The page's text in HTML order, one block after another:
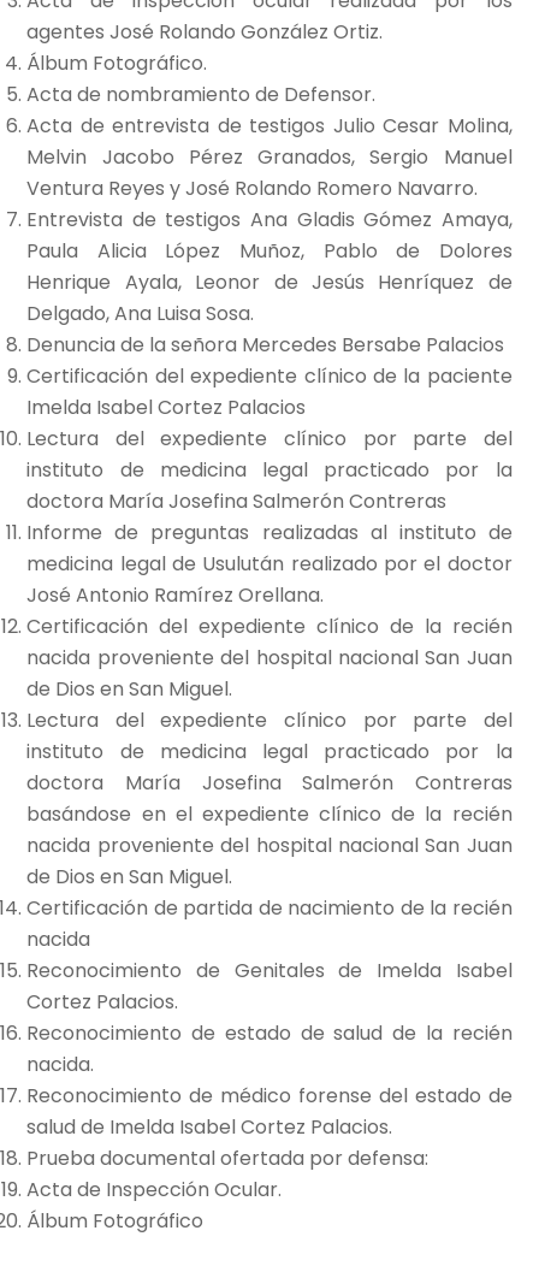
agentes José Rolando González Ortiz.
Álbum Fotográfico.
Acta de nombramiento de Defensor.
Acta de entrevista de testigos Julio Cesar Molina,
Melvin Jacobo Pérez Granados, Sergio Manuel
Ventura Reyes y José Rolando Romero Navarro.
Entrevista de testigos Ana Gladis Gómez Amaya,
Paula Alicia López Muñoz, Pablo de Dolores
Henrique Ayala, Leonor de Jesús Henríquez de
Delgado, Ana Luisa Sosa.
Denuncia de la señora Mercedes Bersabe Palacios
Certificación del expediente clínico de la paciente
Imelda Isabel Cortez Palacios
Lectura del expediente clínico por parte del
instituto de medicina legal practicado por la
doctora María Josefina Salmerón Contreras
Informe de preguntas realizadas al instituto de
medicina legal de Usulután realizado por el doctor
José Antonio Ramírez Orellana.
Certificación del expediente clínico de la recién
nacida proveniente del hospital nacional San Juan
de Dios en San Miguel.
Lectura del expediente clínico por parte del
instituto de medicina legal practicado por la
doctora María Josefina Salmerón Contreras
basándose en el expediente clínico de la recién
nacida proveniente del hospital nacional San Juan
de Dios en San Miguel.
Certificación de partida de nacimiento de la recién
nacida
Reconocimiento de Genitales de Imelda Isabel
Cortez Palacios.
Reconocimiento de estado de salud de la recién
nacida.
Reconocimiento de médico forense del estado de
salud de Imelda Isabel Cortez Palacios.
Prueba documental ofertada por defensa:
Acta de Inspección Ocular.
Álbum Fotográfico